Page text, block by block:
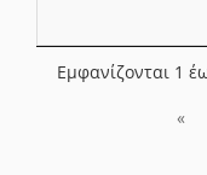
Εμφανίζονται 1
«